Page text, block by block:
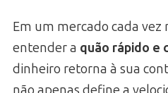
Em um mercado cada vez
entender a quão rápido e
dinheiro retorna à sua